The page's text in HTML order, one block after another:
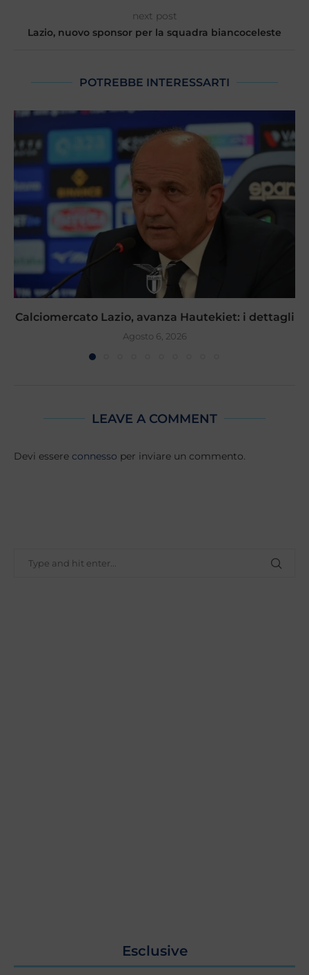
next post
Lazio, nuovo sponsor per la squadra biancoceleste
POTREBBE INTERESSARTI
Calciomercato Lazio, avanza Hautekiet: i dettagli
Agosto 6, 2026
LEAVE A COMMENT
Devi essere connesso per inviare un commento.
Esclusive